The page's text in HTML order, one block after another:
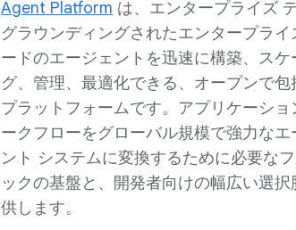
Agent Platform は、エンタープライズ
グラウンディングされたエンタープライ
ードのエージェントを迅速に構築、スケ
グ、管理、最適化できる、オープンで包
プラットフォームです。アプリケーショ
ークフローをグローバル規模で強力なエ
ント システムに変換するために必要な
ックの基盤と、開発者向けの幅広い選択
供します。